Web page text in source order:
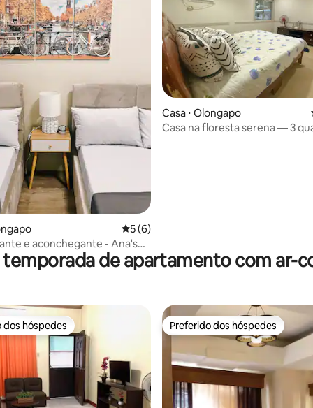
de 5, 14 avaliações
5 de uma avaliação média de 5, 6
5 (6)
e aconchegante - Ana's
Casa ⋅ Olongapo
Casa na floresta serena — 3
de apartamento com ar-
dos hóspedes
dos hóspedes Preferido dos hóspedes
Preferido dos hóspedes